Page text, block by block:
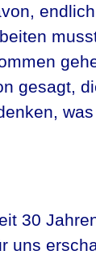
gesagt,
30
uns